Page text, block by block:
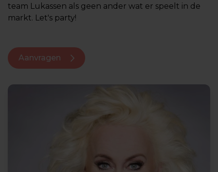
team Lukassen als geen ander wat er speelt in de
markt. Let's party!
Aanvragen